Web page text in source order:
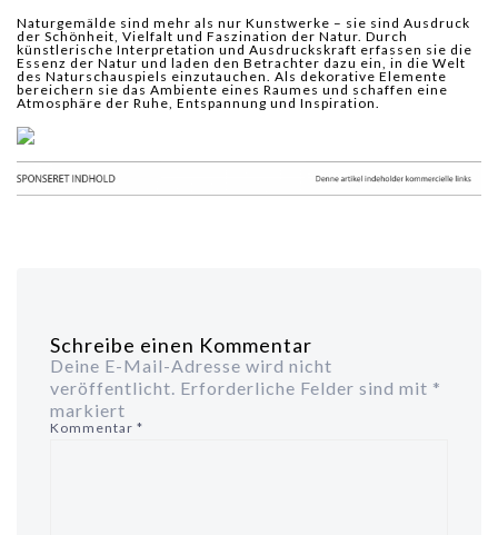
Naturgemälde sind mehr als nur Kunstwerke – sie sind Ausdruck
der Schönheit, Vielfalt und Faszination der Natur. Durch
künstlerische Interpretation und Ausdruckskraft erfassen sie die
Essenz der Natur und laden den Betrachter dazu ein, in die Welt
des Naturschauspiels einzutauchen. Als dekorative Elemente
bereichern sie das Ambiente eines Raumes und schaffen eine
Atmosphäre der Ruhe, Entspannung und Inspiration.
Schreibe einen Kommentar
Deine E-Mail-Adresse wird nicht
veröffentlicht. Erforderliche Felder sind mit *
markiert
Kommentar *